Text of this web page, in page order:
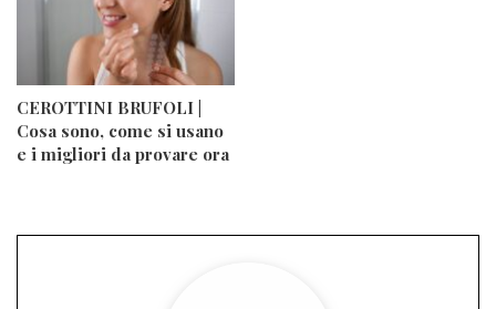
CEROTTINI BRUFOLI |
Cosa sono, come si usano
e i migliori da provare ora